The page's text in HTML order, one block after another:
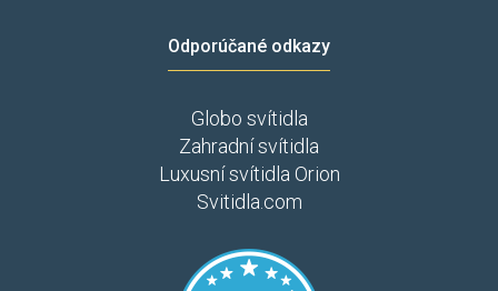
Odporúčané odkazy
Globo svítidla
Zahradní svítidla
Luxusní svítidla Orion
Svitidla.com